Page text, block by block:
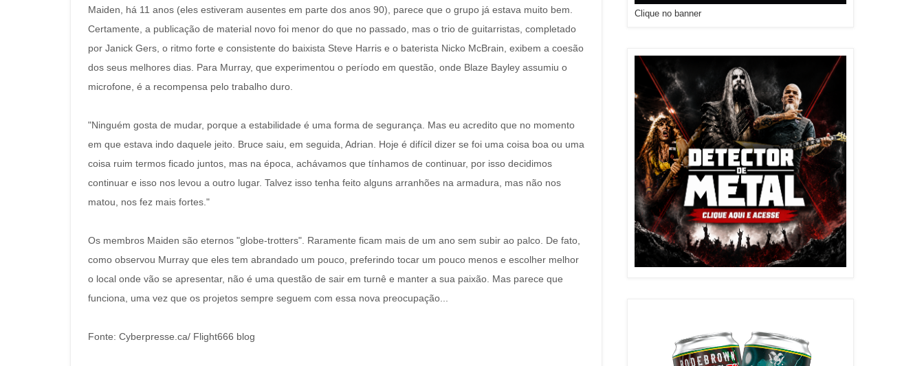
Maiden, há 11 anos (eles estiveram ausentes em parte dos anos 90), parece que o grupo já estava muito bem.
Certamente, a publicação de material novo foi menor do que no passado, mas o trio de guitarristas, completado
por Janick Gers, o ritmo forte e consistente do baixista Steve Harris e o baterista Nicko McBrain, exibem a coesão
dos seus melhores dias. Para Murray, que experimentou o período em questão, onde Blaze Bayley assumiu o
microfone, é a recompensa pelo trabalho duro.
"Ninguém gosta de mudar, porque a estabilidade é uma forma de segurança. Mas eu acredito que no momento
em que estava indo daquele jeito. Bruce saiu, em seguida, Adrian. Hoje é difícil dizer se foi uma coisa boa ou uma
coisa ruim termos ficado juntos, mas na época, achávamos que tínhamos de continuar, por isso decidimos
continuar e isso nos levou a outro lugar. Talvez isso tenha feito alguns arranhões na armadura, mas não nos
matou, nos fez mais fortes."
Os membros Maiden são eternos "globe-trotters". Raramente ficam mais de um ano sem subir ao palco. De fato,
como observou Murray que eles tem abrandado um pouco, preferindo tocar um pouco menos e escolher melhor
o local onde vão se apresentar, não é uma questão de sair em turnê e manter a sua paixão. Mas parece que
funciona, uma vez que os projetos sempre seguem com essa nova preocupação...
Fonte: Cyberpresse.ca/ Flight666 blog
Clique no banner